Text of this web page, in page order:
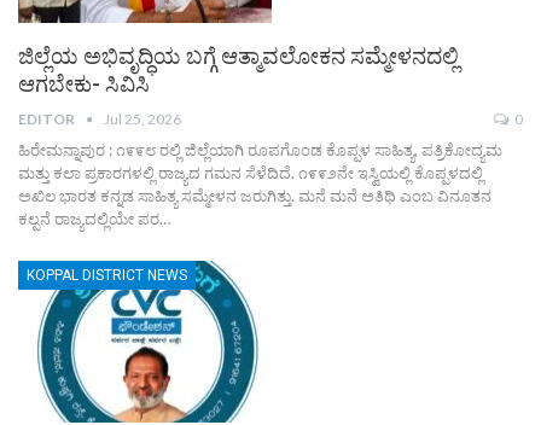
ಜಿಲ್ಲೆಯ ಅಭಿವೃದ್ಧಿಯ ಬಗ್ಗೆ ಆತ್ಮಾವಲೋಕನ ಸಮ್ಮೇಳನದಲ್ಲಿ
ಆಗಬೇಕು- ಸಿವಿಸಿ
EDITOR Jul 25, 2026 0
ಹಿರೇಮನ್ನಾಪುರ : ೧೯೯೮ ರಲ್ಲಿ ಜಿಲ್ಲೆಯಾಗಿ ರೂಪಗೊಂಡ ಕೊಪ್ಪಳ ಸಾಹಿತ್ಯ, ಪತ್ರಿಕೋದ್ಯಮ
ಮತ್ತು ಕಲಾ ಪ್ರಕಾರಗಳಲ್ಲಿ ರಾಜ್ಯದ ಗಮನ ಸೆಳೆದಿದೆ. ೧೯೯೨ನೇ ಇಸ್ವಿಯಲ್ಲಿ ಕೊಪ್ಪಳದಲ್ಲಿ
ಅಖಿಲ ಭಾರತ ಕನ್ನಡ ಸಾಹಿತ್ಯ ಸಮ್ಮೇಳನ ಜರುಗಿತ್ತು. ಮನೆ ಮನೆ ಅತಿಥಿ ಎಂಬ ವಿನೂತನ
ಕಲ್ಪನೆ ರಾಜ್ಯದಲ್ಲಿಯೇ ಪರ…
KOPPAL DISTRICT NEWS